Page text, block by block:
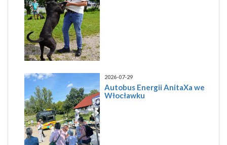
2026-07-29
Autobus Energii AnitaXa we
Włocławku